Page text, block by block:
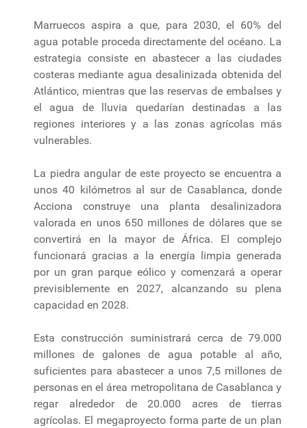
Marruecos aspira a que, para 2030, el 60% del
agua potable proceda directamente del océano. La
estrategia consiste en abastecer a las ciudades
costeras mediante agua desalinizada obtenida del
Atlántico, mientras que las reservas de embalses y
el agua de lluvia quedarían destinadas a las
regiones interiores y a las zonas agrícolas más
vulnerables.
La piedra angular de este proyecto se encuentra a
unos 40 kilómetros al sur de Casablanca, donde
Acciona construye una planta desalinizadora
valorada en unos 650 millones de dólares que se
convertirá en la mayor de África. El complejo
funcionará gracias a la energía limpia generada
por un gran parque eólico y comenzará a operar
previsiblemente en 2027, alcanzando su plena
capacidad en 2028.
Esta construcción suministrará cerca de 79.000
millones de galones de agua potable al año,
suficientes para abastecer a unos 7,5 millones de
personas en el área metropolitana de Casablanca y
regar alrededor de 20.000 acres de tierras
agrícolas. El megaproyecto forma parte de un plan